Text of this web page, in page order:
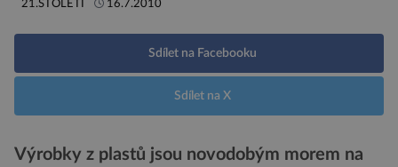
21.STOLETI 16.7.2010
Sdílet na Facebooku
Sdílet na X
Výrobky z plastů jsou novodobým morem na